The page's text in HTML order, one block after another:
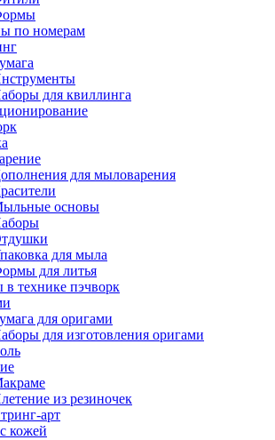
по номерам
для квиллинга
для мыловарения
основы
для мыла
для литья
технике пэчворк
для оригами
для изготовления оригами
из резиночек
арт
кожей